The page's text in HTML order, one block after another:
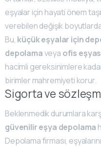
eşyalar için hayati önem
verebilen değişik
Bu, küçük eşyalar için
depolamaveya ofis
hacimli gereksinimlere
birimler mahremiyeti korur.
Sigorta ve
Beklenmedik durumlara
güvenilir eşya depolama
Depolama firması,